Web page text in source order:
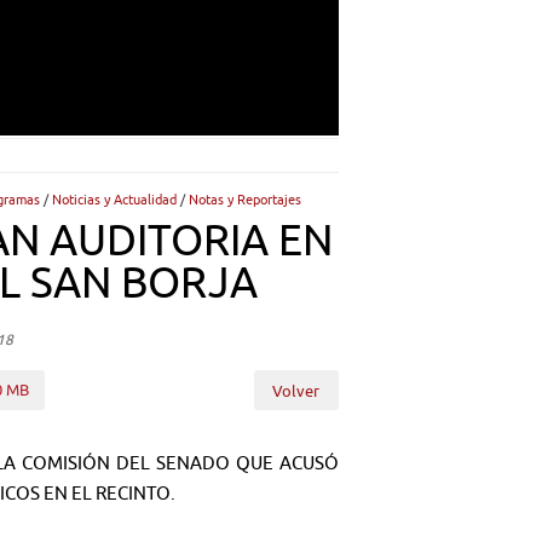
/ Noticias y Actualidad / Notas y Reportajes
AUDITORIA EN
SAN BORJA
MB Volver
COMISIÓN DEL SENADO QUE ACUSÓ
EN EL RECINTO.